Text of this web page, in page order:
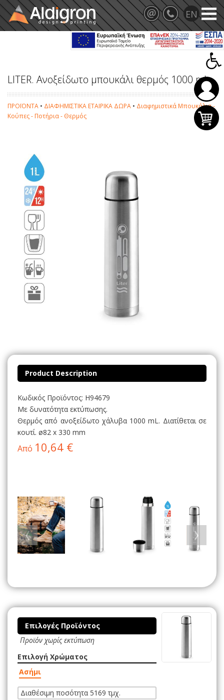
LITER. Ανοξείδωτο μπουκάλι θερμός 1000 mL
ΠΡΟΪΟΝΤΑ • ΔΙΑΦΗΜΙΣΤΙΚΑ ΕΤΑΙΡΙΚΑ ΔΩΡΑ • Διαφημιστικά Μπουκάλια -
Κούπες - Ποτήρια - Θερμός
Product Description
Κωδικός Προϊόντος: H94679
Με δυνατότητα εκτύπωσης.
Θερμός από ανοξείδωτο χάλυβα 1000 mL. Διατίθεται σε
κουτί. ø82 x 330 mm
Από 10,64 €
Επιλογές Προϊόντος
Προϊόν χωρίς εκτύπωση
Επιλογή Χρώματος
Ασήμι
Διαθέσιμη ποσότητα 5169 τμχ.